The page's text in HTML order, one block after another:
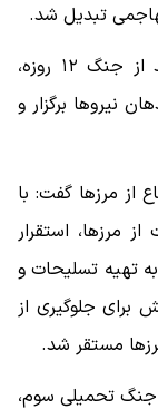
تبدیل شد.
امیر جهانشاهی افزود: از اولین روزهای بعد از جنگ ۱۲ روزه،
نیروها برگزار و
از مرزها گفت: با
مرزها، استقرار
تهیه تسلیحات و
برای جلوگیری از
مستقر شد.
جنگ تحمیلی سوم،